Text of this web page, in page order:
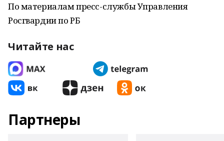
По материалам пресс-службы Управления
Росгвардии по РБ
Читайте нас
Партнеры